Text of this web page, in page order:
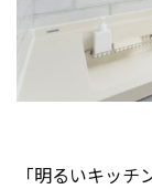
「明るいキッ